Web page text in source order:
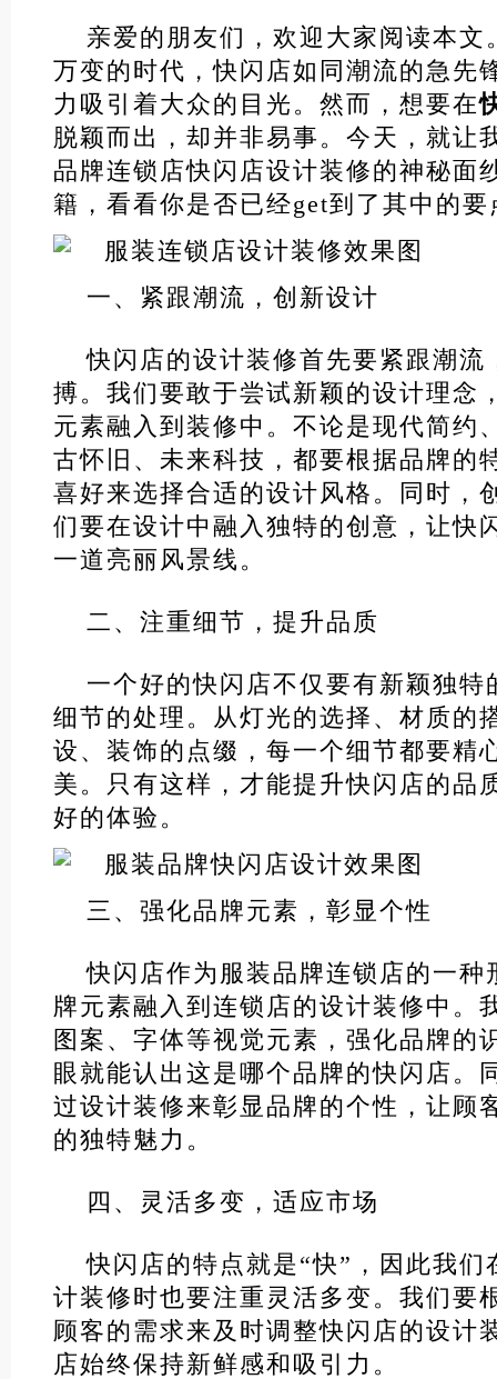
亲爱的朋友们，欢迎大家阅读本文
万变的时代，快闪店如同潮流的急先
力吸引着大众的目光。然而，想要在
脱颖而出，却并非易事。今天，就让
品牌连锁店快闪店设计装修的神秘面
籍，看看你是否已经get到了其中的要
一、紧跟潮流，创新设计
快闪店的设计装修首先要紧跟潮流
搏。我们要敢于尝试新颖的设计理念
元素融入到装修中。不论是现代简约
古怀旧、未来科技，都要根据品牌的
喜好来选择合适的设计风格。同时，
们要在设计中融入独特的创意，让快
一道亮丽风景线。
二、注重细节，提升品质
一个好的快闪店不仅要有新颖独特
细节的处理。从灯光的选择、材质的
设、装饰的点缀，每一个细节都要精
美。只有这样，才能提升快闪店的品
好的体验。
三、强化品牌元素，彰显个性
快闪店作为服装品牌连锁店的一种
牌元素融入到连锁店的设计装修中。
图案、字体等视觉元素，强化品牌的
眼就能认出这是哪个品牌的快闪店。
过设计装修来彰显品牌的个性，让顾
的独特魅力。
四、灵活多变，适应市场
快闪店的特点就是“快”，因此我们
计装修时也要注重灵活多变。我们要
顾客的需求来及时调整快闪店的设计
店始终保持新鲜感和吸引力。